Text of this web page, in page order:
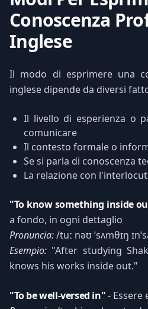
Conoscenza
Inglese
Il modo di esprimere una
inglese dipende da diversi
Il livello di esperienza o
comunicare
Il contesto formale o
Se si parla di conoscenza
La relazione con
"To know something inside
a fondo, in ogni dettaglio
Pronuncia:/tuː nəʊ ˈsʌmθɪŋ
Esempio: "After studying
knows his works inside out."
"To be well-versed in"- Essere